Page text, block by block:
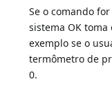
Se o comando
sistema OK
exemplo se o
termômetro de
0.